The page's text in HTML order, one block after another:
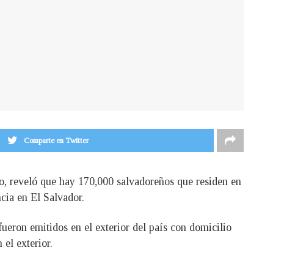
Comparte en Twitter
reveló que hay 170,000 salvadoreños que residen en
en El Salvador.
emitidos en el exterior del país con domicilio
el exterior.